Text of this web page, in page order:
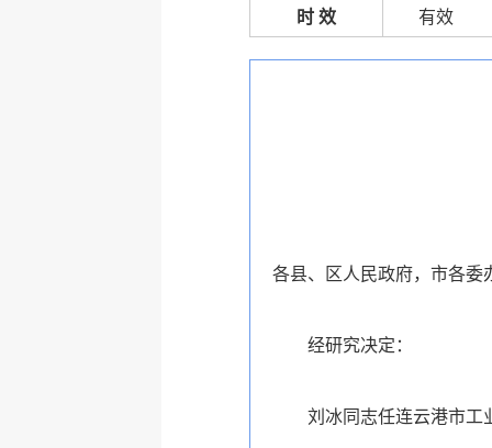
时 效 有效
各县、区人民政府，市各委
经研究决定：
刘冰同志任连云港市工